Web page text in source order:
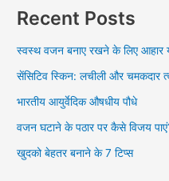
Recent Posts
स्वस्थ वजन बनाए रखने के लिए आहार
सेंसिटिव स्किन: लचीली और चमकदार
भारतीय आयुर्वेदिक औषधीय पौधे
वजन घटाने के पठार पर कैसे विजय
खुदको बेहतर बनाने के 7 टिप्स